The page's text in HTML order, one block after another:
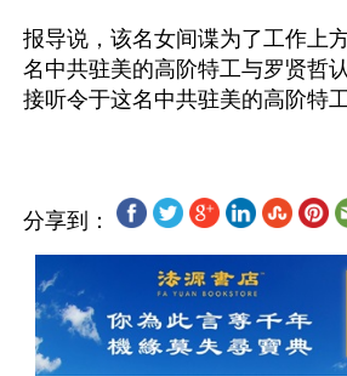
报导说，该名女间谍为了工作上
名中共驻美的高阶特工与罗贤哲
分享到：